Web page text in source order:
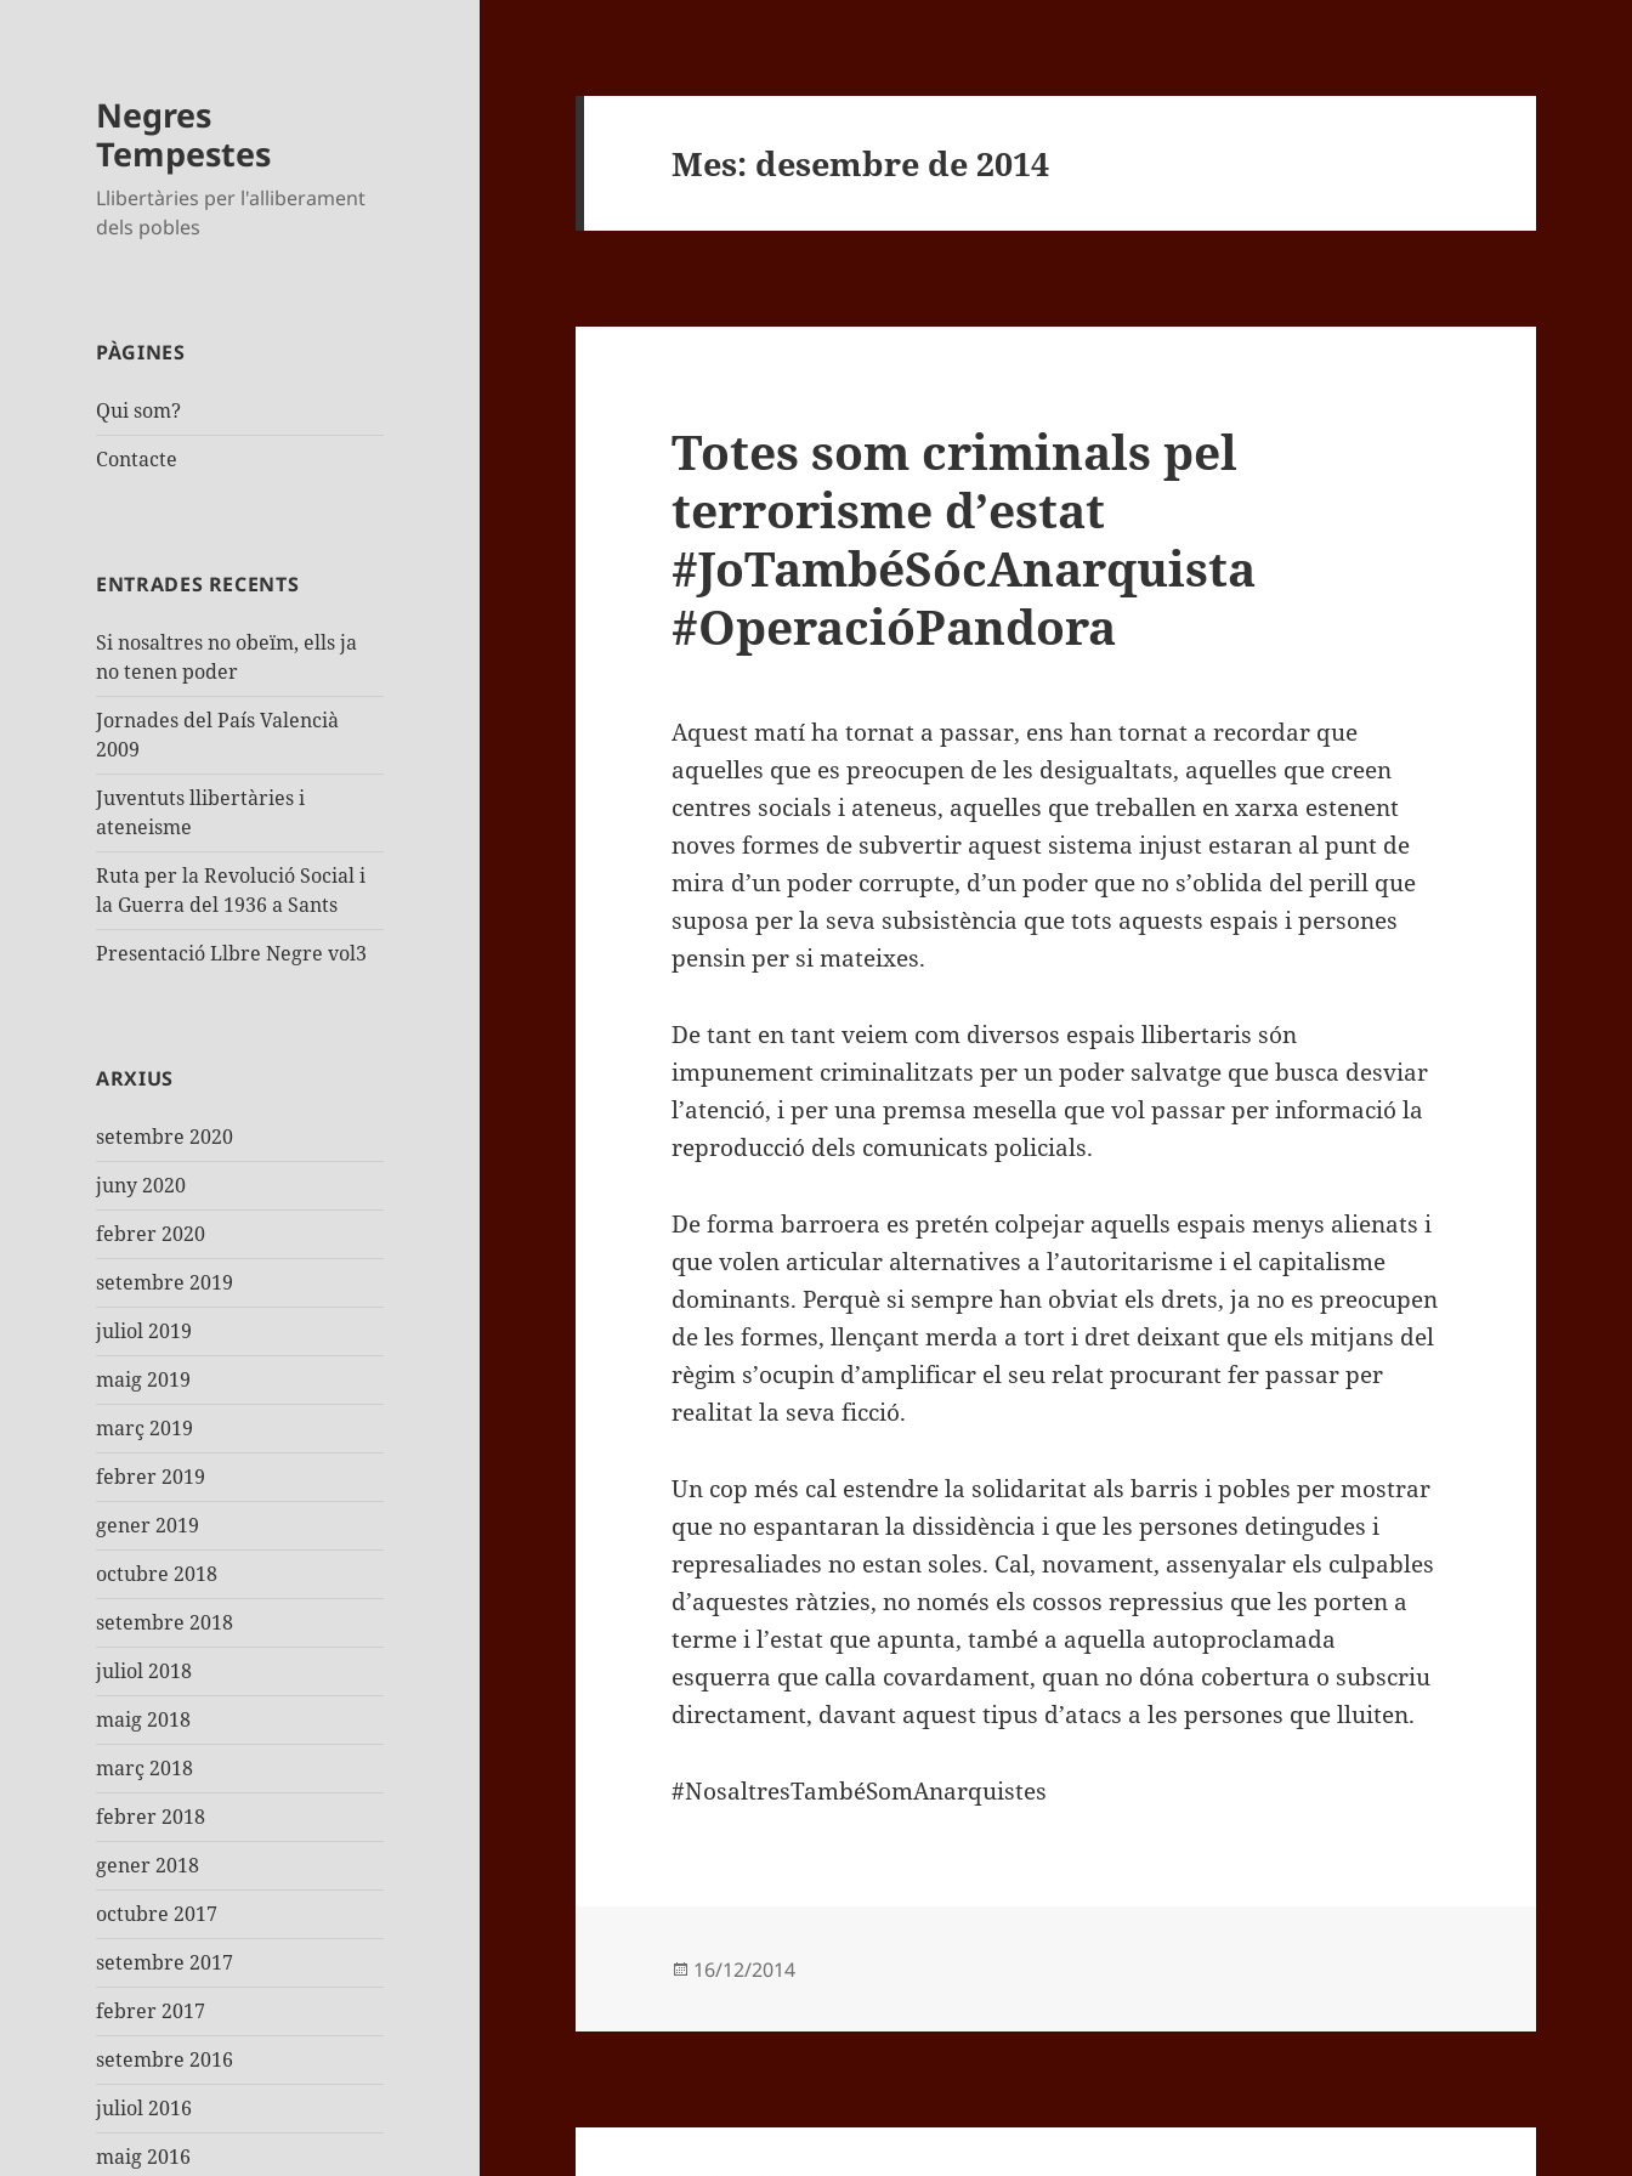
Negres
Tempestes
Llibertàries per l'alliberament
dels pobles
PÀGINES
Qui som?
Contacte
ENTRADES RECENTS
Si nosaltres no obeïm, ells ja
no tenen poder
Jornades del País Valencià
2009
Juventuts llibertàries i
ateneisme
Ruta per la Revolució Social i
la Guerra del 1936 a Sants
Presentació Llbre Negre vol3
ARXIUS
setembre 2020
juny 2020
febrer 2020
setembre 2019
juliol 2019
maig 2019
març 2019
febrer 2019
gener 2019
octubre 2018
setembre 2018
juliol 2018
maig 2018
març 2018
febrer 2018
gener 2018
octubre 2017
setembre 2017
febrer 2017
setembre 2016
juliol 2016
maig 2016
Mes: desembre de 2014
Totes som criminals pel
terrorisme d’estat
#JoTambéSócAnarquista
#OperacióPandora
Aquest matí ha tornat a passar, ens han tornat a recordar que
aquelles que es preocupen de les desigualtats, aquelles que creen
centres socials i ateneus, aquelles que treballen en xarxa estenent
noves formes de subvertir aquest sistema injust estaran al punt de
mira d’un poder corrupte, d’un poder que no s’oblida del perill que
suposa per la seva subsistència que tots aquests espais i persones
pensin per si mateixes.
De tant en tant veiem com diversos espais llibertaris són
impunement criminalitzats per un poder salvatge que busca desviar
l’atenció, i per una premsa mesella que vol passar per informació la
reproducció dels comunicats policials.
De forma barroera es pretén colpejar aquells espais menys alienats i
que volen articular alternatives a l’autoritarisme i el capitalisme
dominants. Perquè si sempre han obviat els drets, ja no es preocupen
de les formes, llençant merda a tort i dret deixant que els mitjans del
règim s’ocupin d’amplificar el seu relat procurant fer passar per
realitat la seva ficció.
Un cop més cal estendre la solidaritat als barris i pobles per mostrar
que no espantaran la dissidència i que les persones detingudes i
represaliades no estan soles. Cal, novament, assenyalar els culpables
d’aquestes ràtzies, no només els cossos repressius que les porten a
terme i l’estat que apunta, també a aquella autoproclamada
esquerra que calla covardament, quan no dóna cobertura o subscriu
directament, davant aquest tipus d’atacs a les persones que lluiten.
#NosaltresTambéSomAnarquistes
Publicat
16/12/2014